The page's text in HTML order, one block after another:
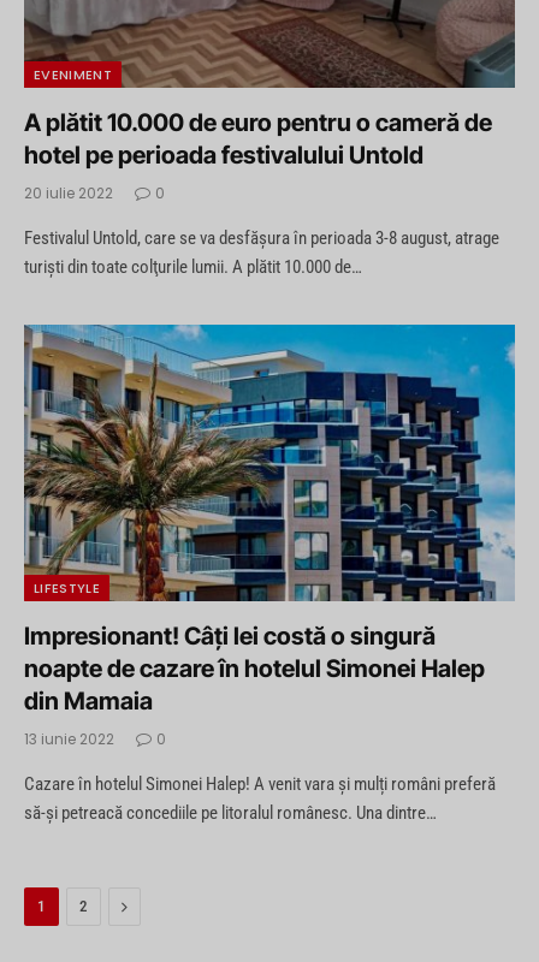
EVENIMENT
A plătit 10.000 de euro pentru o cameră de
hotel pe perioada festivalului Untold
20 iulie 2022 0
Festivalul Untold, care se va desfăşura în perioada 3-8 august, atrage
turişti din toate colţurile lumii. A plătit 10.000 de…
LIFESTYLE
Impresionant! Câți lei costă o singură
noapte de cazare în hotelul Simonei Halep
din Mamaia
13 iunie 2022 0
Cazare în hotelul Simonei Halep! A venit vara și mulți români preferă
să-și petreacă concediile pe litoralul românesc. Una dintre…
1 2 Next